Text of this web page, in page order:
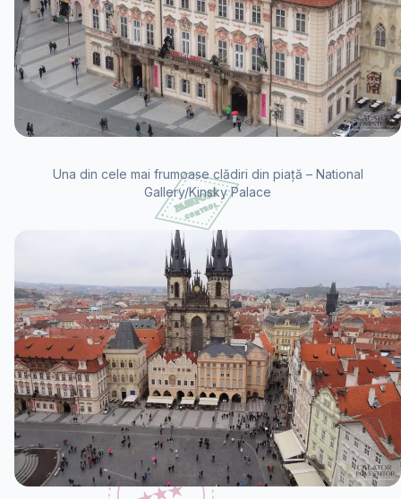
Una din cele mai frumoase clădiri din piață – National
Gallery/Kinsky Palace